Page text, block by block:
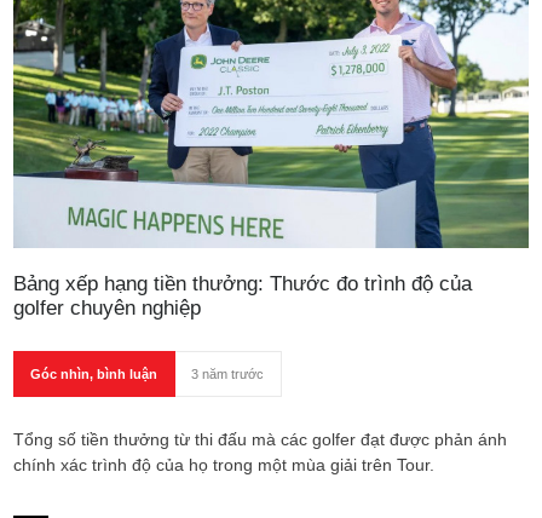
Bảng xếp hạng tiền thưởng: Thước đo trình độ của
golfer chuyên nghiệp
Góc nhìn, bình luận 3 năm trước
Tổng số tiền thưởng từ thi đấu mà các golfer đạt được phản ánh
chính xác trình độ của họ trong một mùa giải trên Tour.